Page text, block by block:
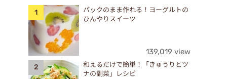
パックのまま作れる！ヨーグルトの
ひんやりスイーツ
139,019 view
和えるだけで簡単！「きゅうりとツ
ナの副菜」レシピ